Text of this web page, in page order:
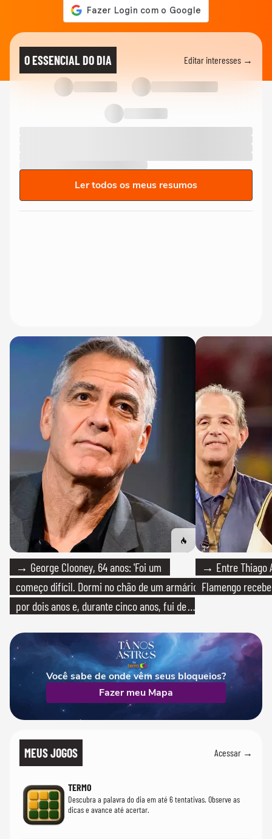
O ESSENCIAL DO DIA Editar interesses →
Ler todos os meus resumos
→ George Clooney, 64 anos: 'Foi um
começo difícil. Dormi no chão de um armário
por dois anos e, durante cinco anos, fui de
→ Entre Thiago
Flamengo
Você sabe de onde vêm seus bloqueios?
Fazer meu Mapa
MEUS JOGOS Acessar →
TERMO
Descubra a palavra do dia em até 6 tentativas. Observe as
dicas e avance até acertar.